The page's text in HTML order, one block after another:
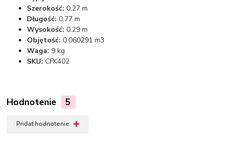
Szerokość: 0.27 m
Długość: 0.77 m
Wysokość: 0.29 m
Objętość: 0.060291 m3
Waga: 9 kg
SKU: CFK402
Hodnotenie 5
Pridať hodnotenie